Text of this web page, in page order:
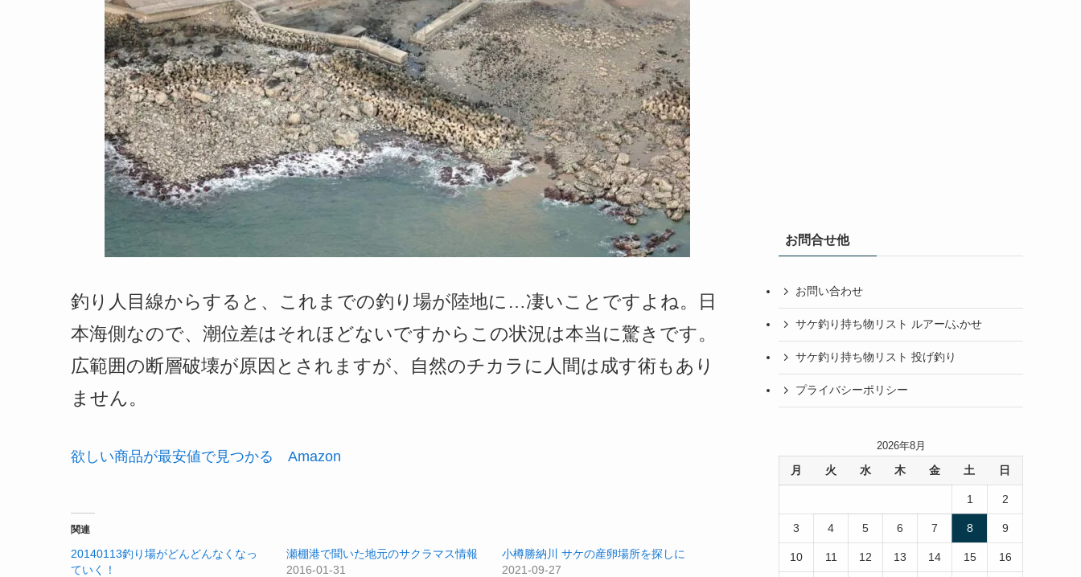
釣り人目線からすると、これまでの釣り場が陸地に…凄いことですよね。日
本海側なので、潮位差はそれほどないですからこの状況は本当に驚きです。
広範囲の断層破壊が原因とされますが、自然のチカラに人間は成す術もあり
ません。
欲しい商品が最安値で見つかる Amazon
関連
20140113釣り場がどんどんなくなっ
ていく！
瀬棚港で聞いた地元のサクラマス情報
2016-01-31
小樽勝納川 サケの産卵場所を探しに
2021-09-27
お問合せ他
お問い合わせ
サケ釣り持ち物リスト ルアー/ふかせ
サケ釣り持ち物リスト 投げ釣り
プライバシーポリシー
2026年8月
月 火 水 木 金 土 日
1 2
3 4 5 6 7 8 9
10 11 12 13 14 15 16